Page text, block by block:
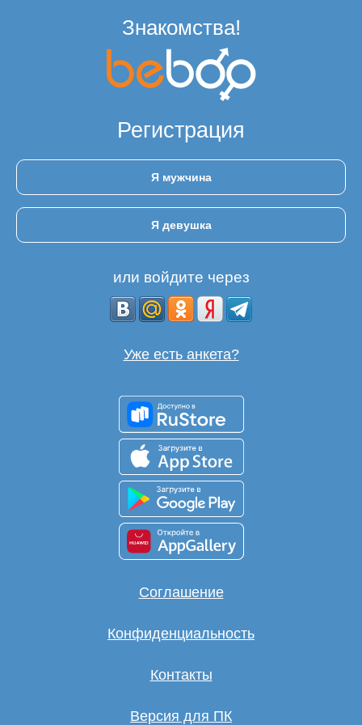
Знакомства!
Регистрация
Я мужчина
Я девушка
или войдите через
Уже есть анкета?
Соглашение
Конфиденциальность
Контакты
Версия для ПК